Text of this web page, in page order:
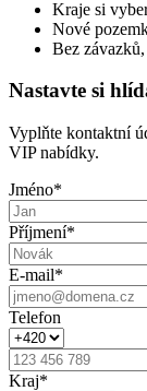
Kraje si
Nové
Bez
Nastavte si
Vyplňte kontaktní
VIP nabídky.
Jméno*
Příjmení*
E-mail*
Telefon
Kraj*